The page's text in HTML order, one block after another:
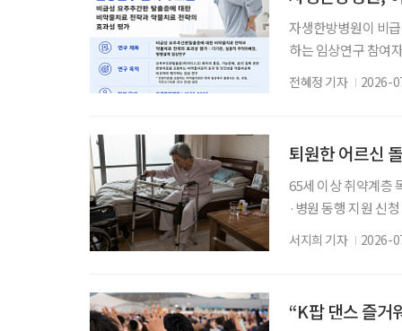
례를
자생한방병원이 비
하는 임상연구 참여
있는 환자를 비약
·전침·추나요법
동안 정
전혜정 기자 2026-
퇴원한 어르신
65세 이상 취약계층
·병원 동행 지원 신
시에 거주하는
불편으로 일상생활
서지희 기자 2026-
“K팝 댄스 즐거